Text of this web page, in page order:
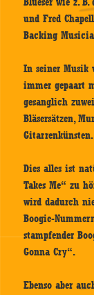
und Fred
Backing
In seiner Musik
immer gepaart
gesanglich
Bläsersätzen,
Gitarrenkünsten.
Dies alles ist
Takes Me“ zu
wird dadurch
Boogie-
stampfender
Gonna Cry“.
Ebenso aber